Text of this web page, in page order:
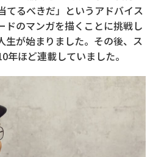
てるべきだ」というアドバイス
ドのマンガを描くことに挑戦し
生が始まりました。その後、ス
年ほど連載していました。